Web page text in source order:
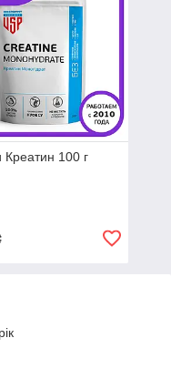
Креатин 100 г